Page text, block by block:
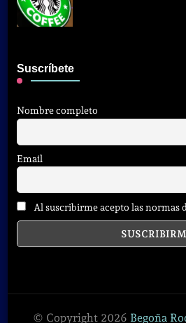
Suscríbete
Nombre completo
Email
Al suscribirme acepto las normas
© Copyright 2026 Begoña